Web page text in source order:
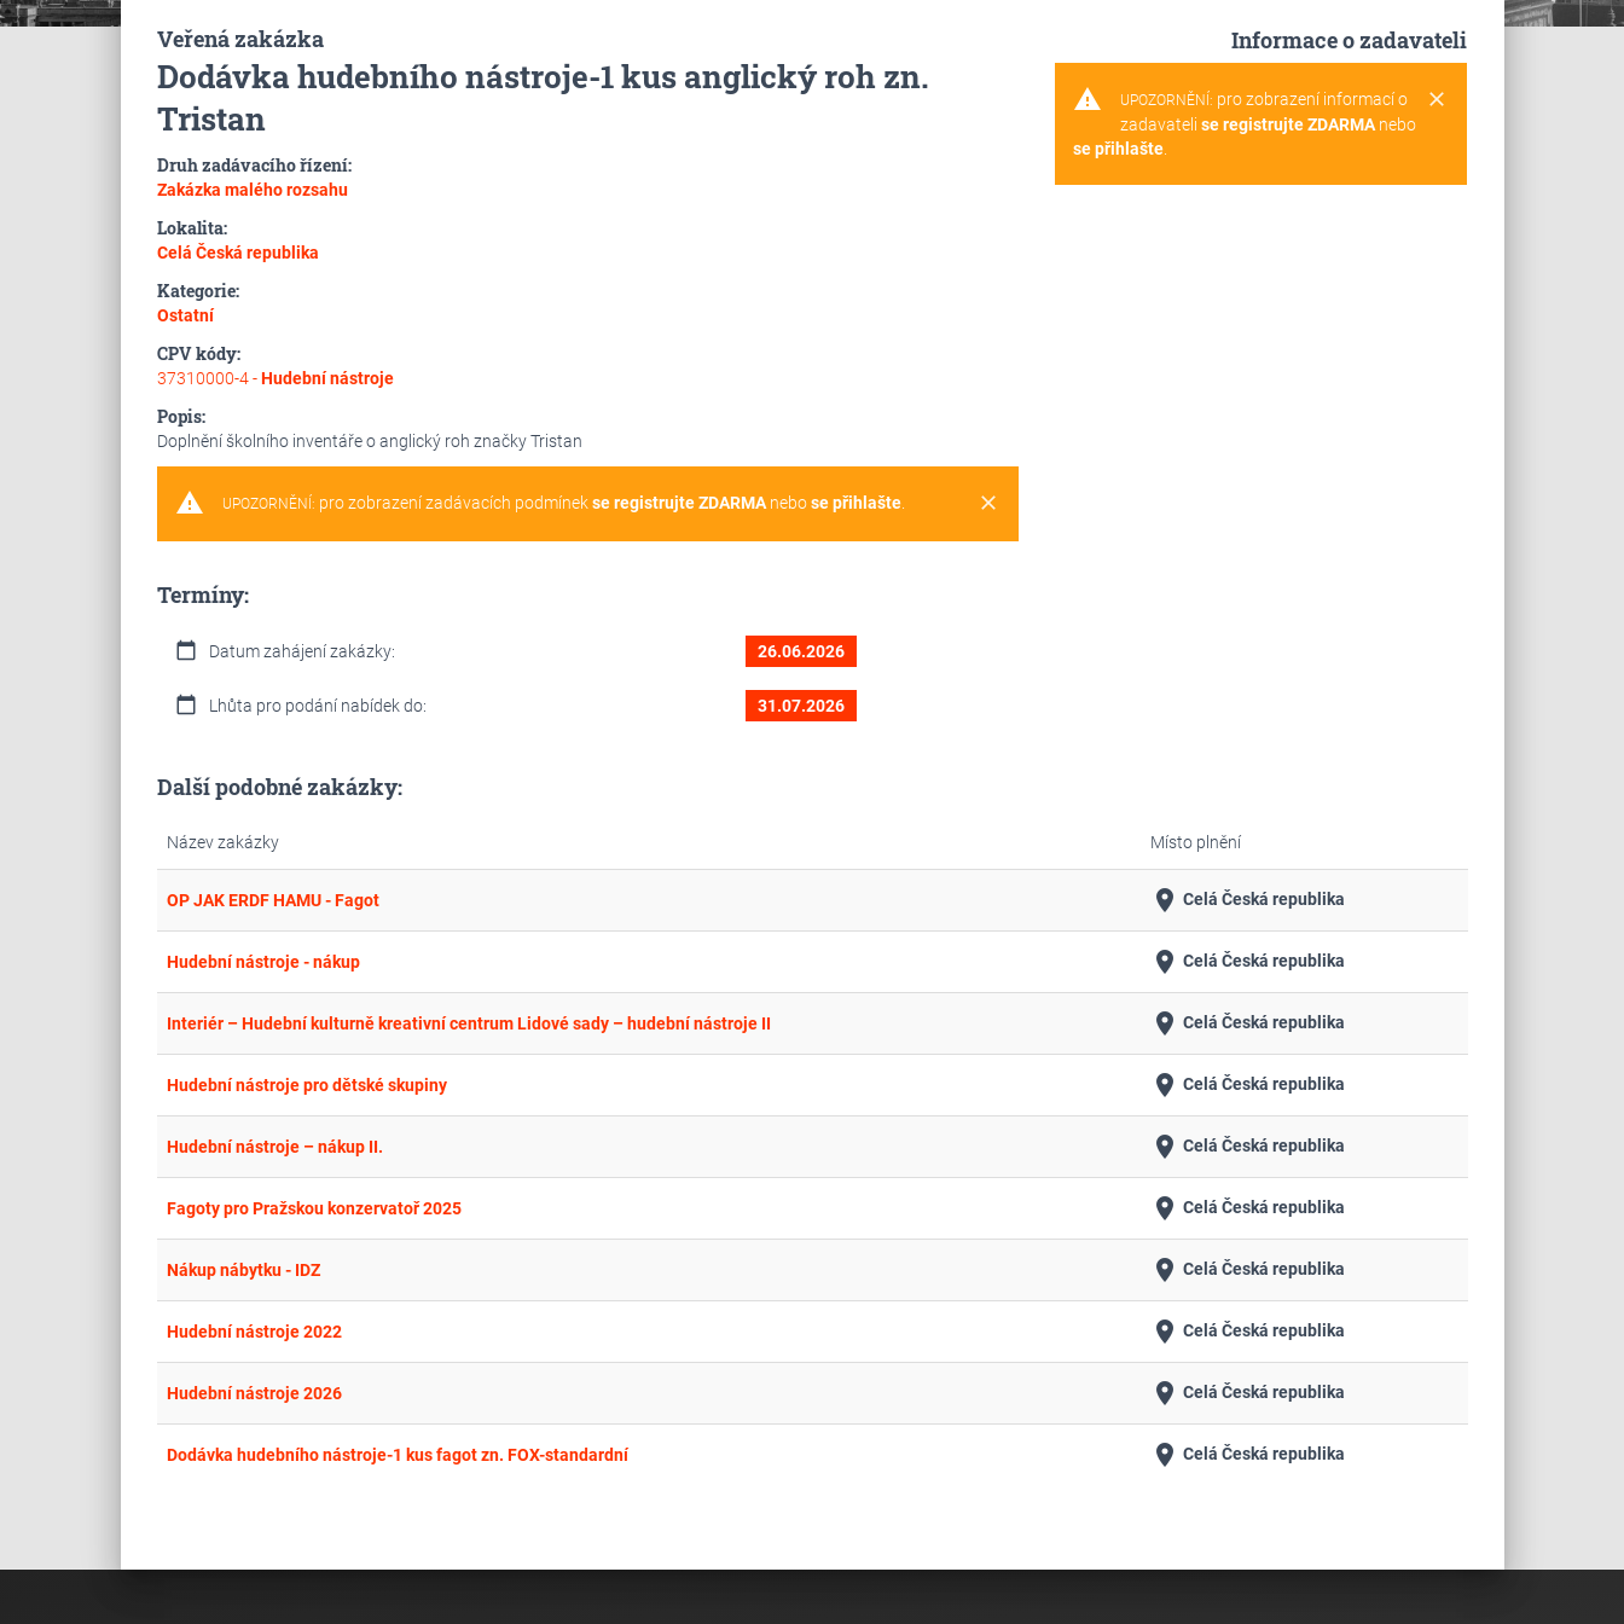
Veřená zakázka
Dodávka hudebního nástroje-1 kus anglický roh zn.
Tristan
Druh zadávacího řízení:
Zakázka malého rozsahu
Lokalita:
Celá Česká republika
Kategorie:
Ostatní
CPV kódy:
37310000-4 -Hudební nástroje
Popis:
Doplnění školního inventáře o anglický roh značky Tristan
warning clear
UPOZORNĚNÍ: pro zobrazení zadávacích podmínekse registrujte ZDARMAnebose přihlašte.
Termíny:
calendar_today Datum zahájení zakázky: 26.06.2026
calendar_today Lhůta pro podání nabídek do: 31.07.2026
Informace o zadavateli
warning clear
UPOZORNĚNÍ: pro zobrazení informací o
zadavateli se registrujte ZDARMAnebo
se přihlašte.
Další podobné zakázky:
Název zakázky Místo plnění
OP JAK ERDF HAMU - Fagot place Celá Česká republika
Hudební nástroje - nákup place Celá Česká republika
Interiér – Hudební kulturně kreativní centrum Lidové sady – hudební nástroje II place Celá Česká republika
Hudební nástroje pro dětské skupiny place Celá Česká republika
Hudební nástroje – nákup II. place Celá Česká republika
Fagoty pro Pražskou konzervatoř 2025 place Celá Česká republika
Nákup nábytku - IDZ place Celá Česká republika
Hudební nástroje 2022 place Celá Česká republika
Hudební nástroje 2026 place Celá Česká republika
Dodávka hudebního nástroje-1 kus fagot zn. FOX-standardní place Celá Česká republika